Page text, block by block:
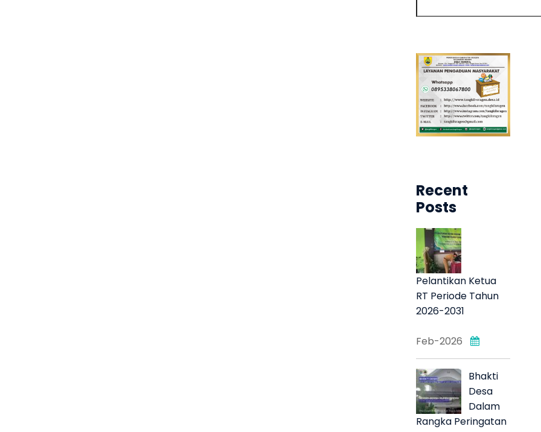
Recent
Posts
Pelantikan Ketua
RT Periode Tahun
2026-2031
Feb-2026
Bhakti
Desa
Dalam
Rangka Peringatan